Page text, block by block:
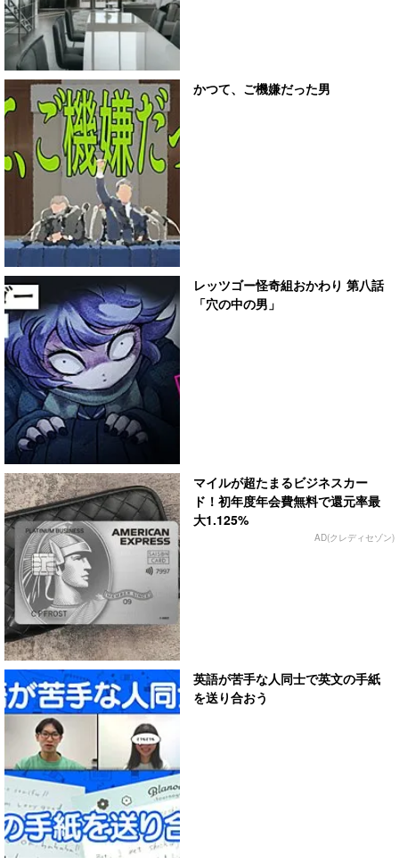
かつて、ご機嫌だった男
レッツゴー怪奇組おかわり 第八話
「穴の中の男」
マイルが超たまるビジネスカー
ド！初年度年会費無料で還元率最
大1.125%
AD(クレディセゾン)
英語が苦手な人同士で英文の手紙
を送り合おう